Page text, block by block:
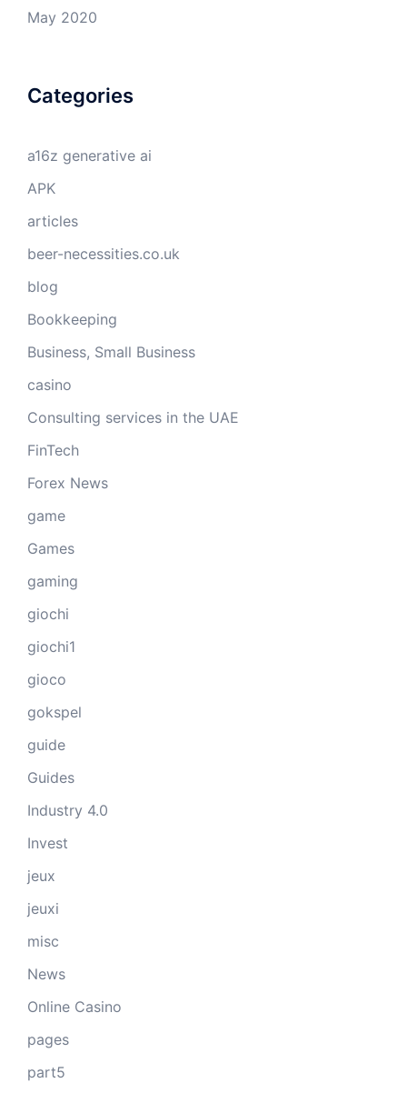
May 2020
Categories
a16z generative ai
APK
articles
beer-necessities.co.uk
blog
Bookkeeping
Business, Small Business
casino
Consulting services in the UAE
FinTech
Forex News
game
Games
gaming
giochi
giochi1
gioco
gokspel
guide
Guides
Industry 4.0
Invest
jeux
jeuxi
misc
News
Online Casino
pages
part5